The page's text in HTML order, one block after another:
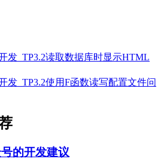
发_TP3.2读取数据库时显示HTML
发_TP3.2使用F函数读写配置文件问
的开发建议